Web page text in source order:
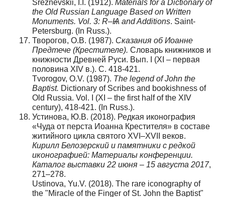
Sreznevskii, I.I. (1912). Materials for a Dictionary of
the Old Russian Language Based on Written
Monuments. Vol. 3: R–Ѩ and Additions. Saint-
Petersburg. (In Russ.).
Творогов, О.В. (1987). Сказания об Иоанне
Предтече (Крестителе). Словарь книжников и
книжности Древней Руси. Вып. I (XI – первая
половина XIV в.). С. 418-421.
Tvorogov, O.V. (1987). The legend of John the
Baptist. Dictionary of Scribes and bookishness of
Old Russia. Vol. I (XI – the first half of the XIV
century), 418-421. (In Russ.).
Устинова, Ю.В. (2018). Редкая иконография
«Чуда от перста Иоанна Крестителя» в составе
житийного цикла святого XVI–XVII веков.
Кирилл Белозерский и памятники с редкой
иконографией: Материалы конференции.
Каталог выставки 22 июня – 15 августа 2017,
271–278.
Ustinova, Yu.V. (2018). The rare iconography of
the "Miracle of the Finger of St. John the Baptist"